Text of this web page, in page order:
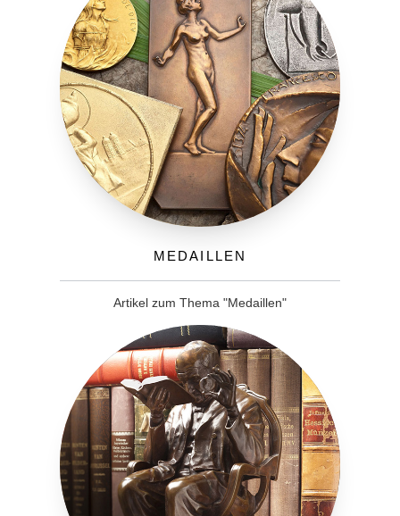
Medaillen
Artikel zum Thema "Medaillen"